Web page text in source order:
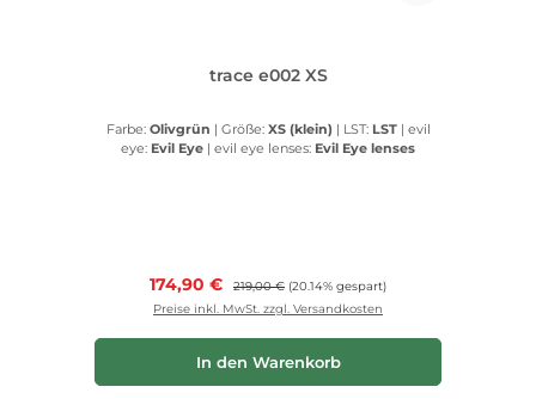
trace e002 XS
Farbe: Olivgrün | Größe: XS (klein) | LST: LST |
eye: Evil Eye | evil eye lenses: Evil Eye lenses
Verkaufspreis:
174,90 € Regulärer Preis:
219,00 € (20.14% gespart)
Preise inkl. MwSt. zzgl. Versandkosten
In den Warenkorb